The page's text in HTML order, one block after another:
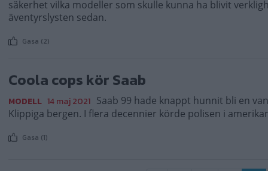
säkerhet vilka modeller som skulle kunna ha blivit
äventyrslysten sedan.
Gasa (2)
Coola cops kör Saab
MODELL 14 maj 2021 Saab 99 hade knappt hunnit bli en
Klippiga bergen. I flera decennier körde polisen i
Gasa (1)